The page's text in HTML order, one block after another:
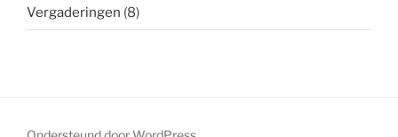
Vergaderingen (8)